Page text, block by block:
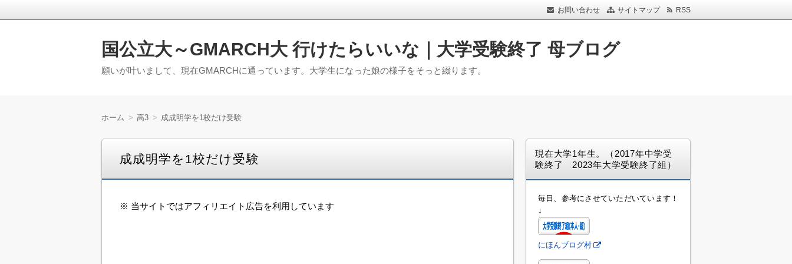
お問い合わせ サイトマップ RSS
国公立大～GMARCH大 行けたらいいな｜大学受験終了 母ブログ
願いが叶いまして、現在GMARCHに通っています。大学生になった娘の様子をそっと綴ります。
ホーム 高3 成成明学を1校だけ受験
成成明学を1校だけ受験
※ 当サイトではアフィリエイト広告を利用しています
現在大学1年生。（2017年中学受
験終了 2023年大学受験終了組）
毎日、参考にさせていただいています！
↓
にほんブログ村